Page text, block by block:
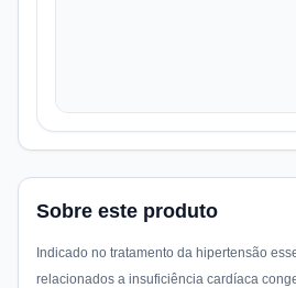
Sobre este produto
Indicado no tratamento da hipertensão
relacionados a insuficiência cardíaca